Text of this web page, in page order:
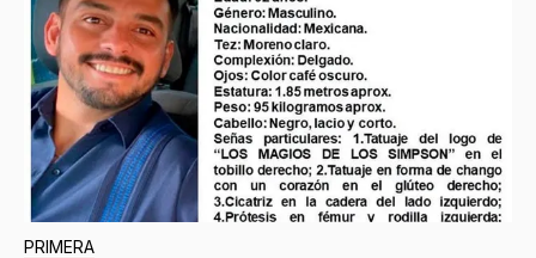
PRIMERA